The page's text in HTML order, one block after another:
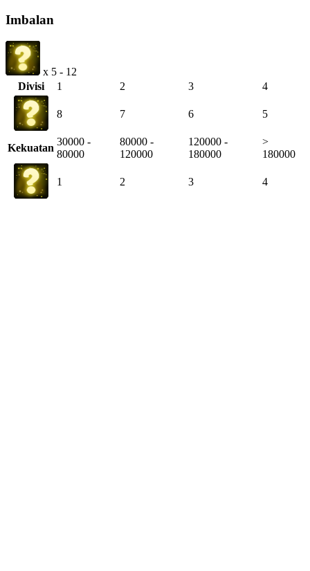
Imbalan
x 5 - 12
Divisi
1 2 3 4
8 7 6 5
Kekuatan
30000 -
80000
80000 -
120000
120000 -
180000
>
180000
1 2 3 4